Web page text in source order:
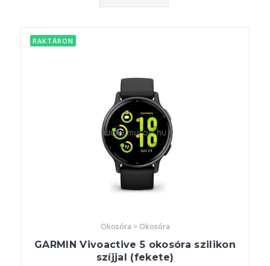
RAKTÁRON
Okosóra > Okosóra
GARMIN Vivoactive 5 okosóra szilikon
szíjjal (fekete)